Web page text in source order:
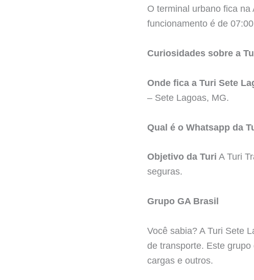
O terminal urbano fica
funcionamento é de
Curiosidades sobre a
Onde fica a Turi Sete
– Sete Lagoas, MG.
Qual é o Whatsapp da
Objetivo da Turi A Turi
seguras.
Grupo GA Brasil
Você sabia? A Turi Sete
de transporte. Este
cargas e outros.